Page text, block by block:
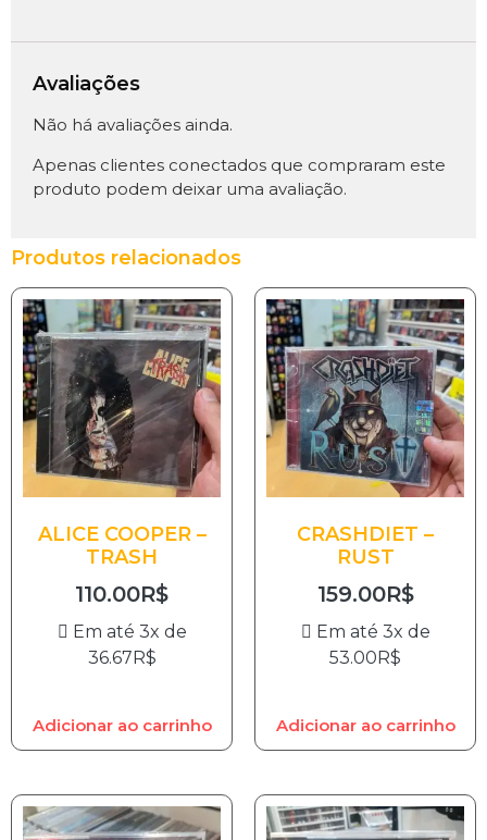
Avaliações
Não há avaliações ainda.
Apenas clientes conectados que compraram este
produto podem deixar uma avaliação.
Produtos relacionados
ALICE COOPER –
TRASH
110.00R$
Em até 3x de
36.67R$
Adicionar ao carrinho
CRASHDIET –
RUST
159.00R$
Em até 3x de
53.00R$
Adicionar ao carrinho